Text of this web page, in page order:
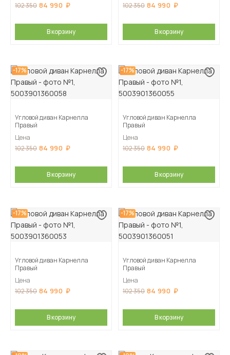
102 350 84 990
В корзину
102 350 84 990
В корзину
-17%
Угловой диван Карнелла
Правый
Цена
102 350 84 990
В корзину
-17%
Угловой диван Карнелла
Правый
Цена
102 350 84 990
В корзину
-17%
Угловой диван Карнелла
Правый
Цена
102 350 84 990
В корзину
-17%
Угловой диван Карнелла
Правый
Цена
102 350 84 990
В корзину